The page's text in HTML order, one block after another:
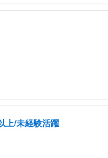
上/未経験活躍